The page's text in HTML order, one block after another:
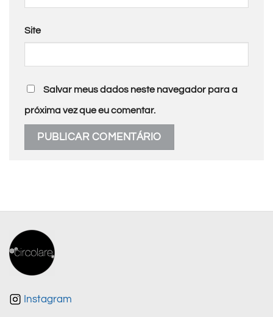
Site
Salvar meus dados neste navegador para a
próxima vez que eu comentar.
Instagram